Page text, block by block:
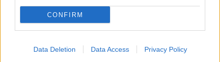
CONFIRM
Data Deletion Data Access Privacy Policy